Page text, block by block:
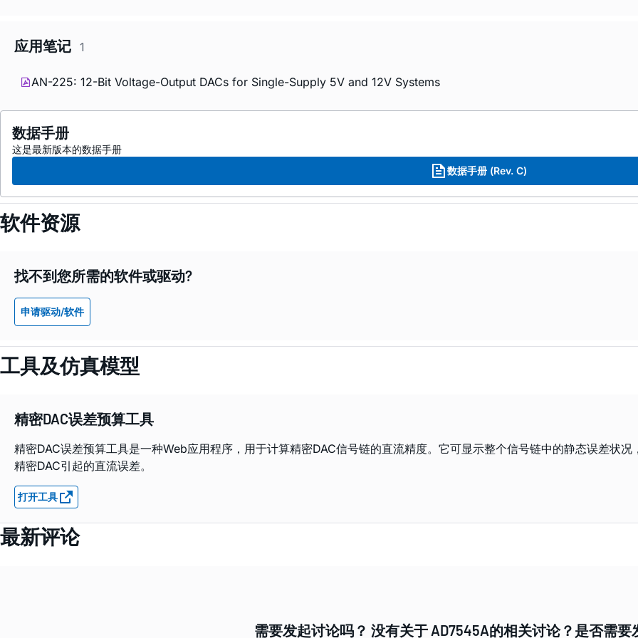
应用笔记 1
AN-225: 12-Bit Voltage-Output DACs for Single-Supply 5V and 12V Systems
数据手册
这是最新版本的数据手册
数据手册 (Rev. C)
软件资源
找不到您所需的软件或驱动?
申请驱动/软件
工具及仿真模型
精密DAC误差预算工具
精密DAC误差预算工具是一种Web应用程序，用于计算精密DAC信号链的直流精度。它可显示整个信号链中的静态误差状
精密DAC引起的直流误差。
打开工具
最新评论
需要发起讨论吗？ 没有关于 AD7545A的相关讨论？是否需要